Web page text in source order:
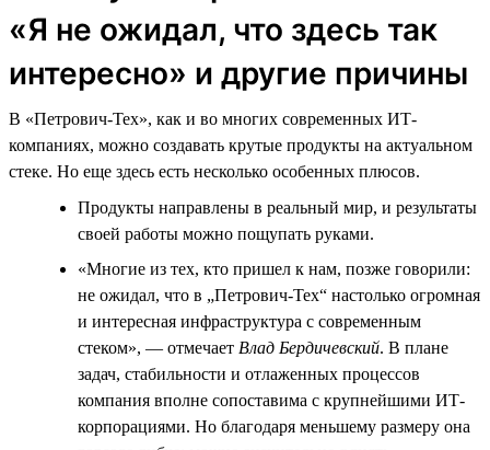
«Я не ожидал, что здесь так
интересно» и другие причины
В «Петрович-Тех», как и во многих современных ИТ-
компаниях, можно создавать крутые продукты на актуальном
стеке. Но еще здесь есть несколько особенных плюсов.
Продукты направлены в реальный мир, и результаты
своей работы можно пощупать руками.
«Многие из тех, кто пришел к нам, позже говорили:
не ожидал, что в „Петрович-Тех“ настолько огромная
и интересная инфраструктура с современным
стеком», — отмечает Влад Бердичевский. В плане
задач, стабильности и отлаженных процессов
компания вполне сопоставима с крупнейшими ИТ-
корпорациями. Но благодаря меньшему размеру она